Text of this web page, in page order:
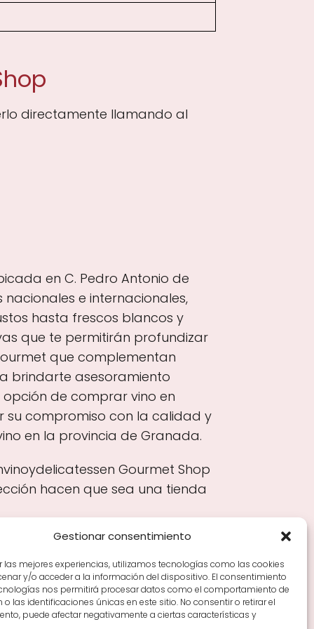
Gestionar consentimiento
las mejores experiencias, utilizamos tecnologías como las cookies
y/o acceder a la información del dispositivo. El consentimiento
nos permitirá procesar datos como el comportamiento de
o las identificaciones únicas en este sitio. No consentir o retirar el
puede afectar negativamente a ciertas características y
directamente llamando al
en C. Pedro Antonio de
nacionales e internacionales,
hasta frescos blancos y
que te permitirán profundizar
que complementan
brindarte asesoramiento
de comprar vino en
su compromiso con la calidad y
en la provincia de Granada.
Gourmet Shop
hacen que sea una tienda
Tiendas de vino por ciudades
Tipos de Rioja y
Rioja
Vino Rioja para empezar Zonas de Rioja y